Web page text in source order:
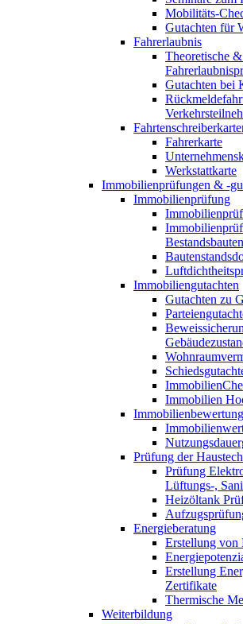
Mobilitäts-
Gutachten für
Fahrerlaubnis
Theoretische
Gutachten bei
Fahrerkarte
Werkstattkarte
Immobilienprüfungen & -
Immobilienprüfung
Bestandsbauten
Immobiliengutachten
Gutachten zu
Immobilien
Immobilienbewertung
Prüfung der
Prüfung
Lüftungs-,
Heizöltank
Energieberatung
Erstellung von
Erstellung
Zertifikate
Thermische
Weiterbildung